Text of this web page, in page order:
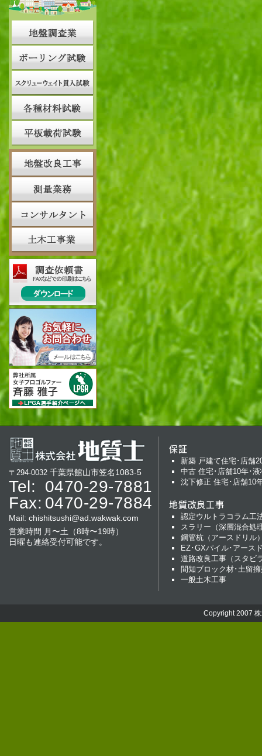
〒294-0032 千葉県館山市笠名1083-5
Tel:
0470-29-7881
Fax: 0470-29-7884
Mail: chishitsushi@ad.wakwak.com
営業時間 月〜土（8時〜19時）
日曜も連絡受付可能です。
保証
新築 戸建て住宅･店舗
中古 住宅･店舗10年･液
沈下修正 住宅･店舗10
地質改良工事
認定ウルトラコラム工
スラリー（深層混合処
鋼管杭（アースドリル
EZ･GXパイル･アース
道路改良工事（スタビ
間知ブロック材･土留
一般土木工事
Copyright 2007